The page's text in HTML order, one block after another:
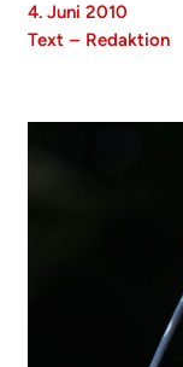
4. Juni 2010
Text – Redaktion